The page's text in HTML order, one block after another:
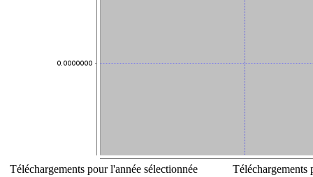
Téléchargements pour l'année sélectionnée
Téléchargements